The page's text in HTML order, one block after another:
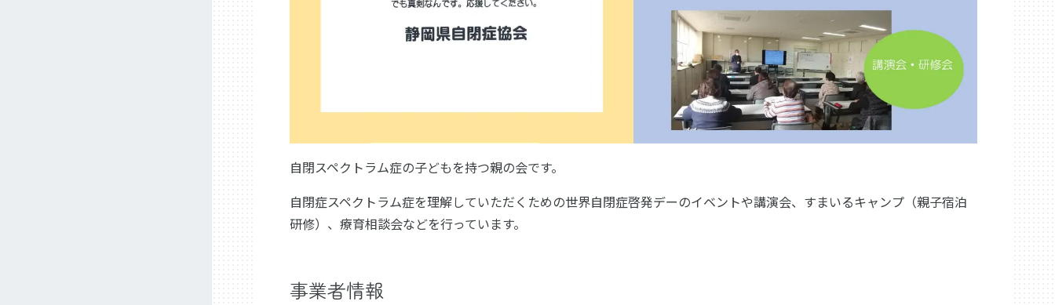
自閉スペクトラム症の子どもを持つ親の会です。
自閉症スペクトラム症を理解していただくための世界自閉症啓発デーのイベントや講演会、すまいるキャンプ（親子宿泊
研修）、療育相談会などを行っています。
事業者情報